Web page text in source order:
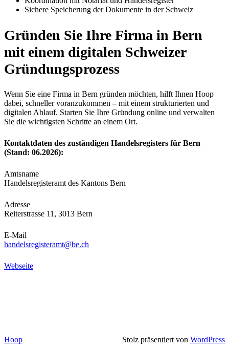
Sichere Speicherung der Dokumente in der Schweiz
Gründen Sie Ihre Firma in Bern
mit einem digitalen Schweizer
Gründungsprozess
Wenn Sie eine Firma in Bern gründen möchten, hilft Ihnen Hoop
dabei, schneller voranzukommen – mit einem strukturierten und
digitalen Ablauf. Starten Sie Ihre Gründung online und verwalten
Sie die wichtigsten Schritte an einem Ort.
Kontaktdaten des zuständigen Handelsregisters für Bern
(Stand: 06.2026):
Amtsname
Handelsregisteramt des Kantons Bern
Adresse
Reiterstrasse 11, 3013 Bern
E-Mail
handelsregisteramt@be.ch
Webseite
Hoop Stolz präsentiert von WordPress